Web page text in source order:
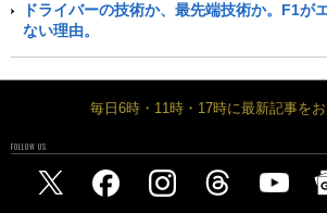
ドライバーの技術か、最先端技術か。F1が
ない理由。
毎日6時・11時・17時に最新記事を
FOLLOW US